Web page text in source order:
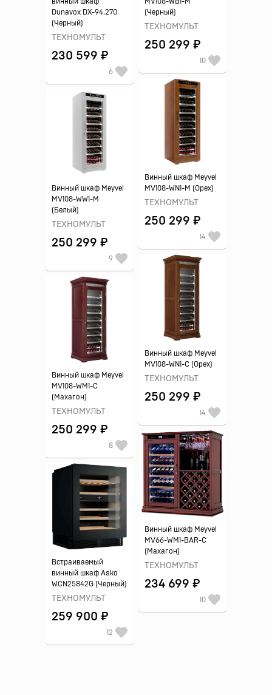
Dunavox DX-94.270
(Черный)
ТЕХНОМУЛЬТ
230 599 ₽
6
(Черный)
ТЕХНОМУЛЬТ
250 299 ₽
10
Винный шкаф Meyvel
MV108-WN1-M (Орех)
ТЕХНОМУЛЬТ
250 299 ₽
14
Винный шкаф Meyvel
MV108-WW1-M
(Белый)
ТЕХНОМУЛЬТ
250 299 ₽
9
Винный шкаф Meyvel
MV108-WN1-C (Орех)
ТЕХНОМУЛЬТ
250 299 ₽
14
Винный шкаф Meyvel
MV108-WM1-C
(Махагон)
ТЕХНОМУЛЬТ
250 299 ₽
8
Винный шкаф Meyvel
MV66-WM1-BAR-C
(Махагон)
ТЕХНОМУЛЬТ
234 699 ₽
10
Встраиваемый
винный шкаф Asko
WCN25842G (Черный)
ТЕХНОМУЛЬТ
259 900 ₽
12